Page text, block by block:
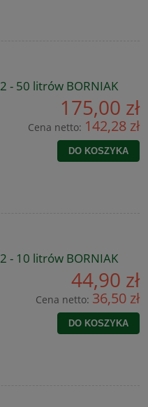
- 50 litrów BORNIAK
175,00 zł
Cena netto: 142,28 zł
DO KOSZYKA
- 10 litrów BORNIAK
44,90 zł
Cena netto: 36,50 zł
DO KOSZYKA